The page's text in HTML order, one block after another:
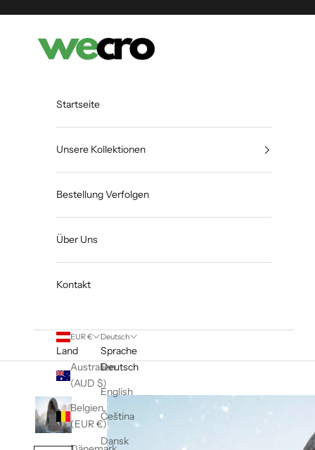
Shopwecro
Startseite
Unsere Kollektionen
Bestellung Verfolgen
Über Uns
Kontakt
EUR €
Land
Australien
(AUD $)
Belgien
(EUR €)
Deutsch
Sprache
Deutsch
English
Čeština
Dansk